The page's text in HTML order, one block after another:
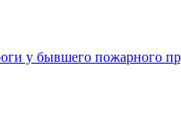
у бывшего пожарного